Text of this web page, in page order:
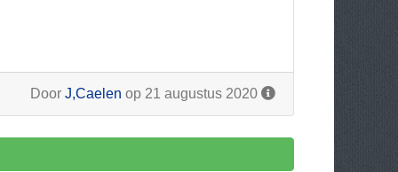
Door J,Caelen op 21 augustus 2020